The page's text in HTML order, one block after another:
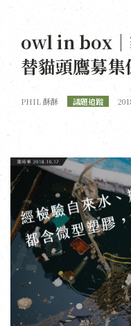
owl in box｜
替貓頭鷹募集
PHIL 酥酥 議題追蹤